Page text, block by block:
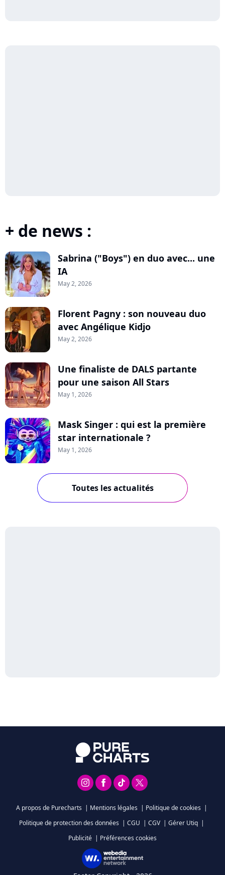
+ de news :
Sabrina ("Boys") en duo avec... une
IA
May 2, 2026
Florent Pagny : son nouveau duo
avec Angélique Kidjo
May 2, 2026
Une finaliste de DALS partante
pour une saison All Stars
May 1, 2026
Mask Singer : qui est la première
star internationale ?
May 1, 2026
Toutes les actualités
A propos de Purecharts | Mentions légales | Politique de cookies |
Politique de protection des données | CGU | CGV | Gérer Utiq |
Publicité | Préférences cookies